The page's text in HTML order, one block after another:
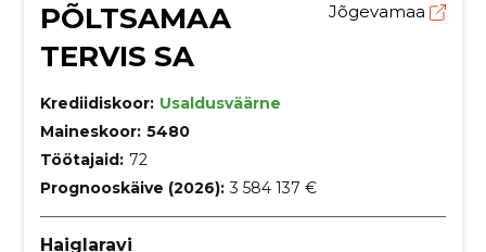
PÕLTSAMAA
TERVIS SA
Jõgevamaa
Krediidiskoor: Usaldusväärne
Maineskoor: 5480
Töötajaid: 72
Prognooskäive (2026): 3 584 137 €
Haiglaravi